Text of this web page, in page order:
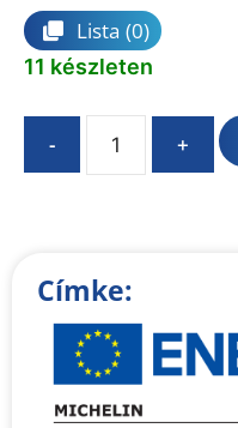
Lista (0)
11 készleten
- +
Címke: